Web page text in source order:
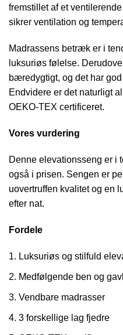
fremstillet af et
sikrer ventilation og
Madrassens betræk er i
luksuriøs følelse.
bæredygtigt, og det har
Endvidere er det naturligt
OEKO-TEX certificeret.
Vores vurdering
Denne elevationsseng er i
også i prisen. Sengen er
uovertruffen kvalitet og en
efter nat.
Fordele
Luksuriøs og stilfuld
Medfølgende ben og gavl
Vendbare madrasser
3 forskellige lag fjedre